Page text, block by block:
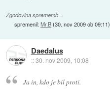
Zgodovina sprememb…
spremenil:Mr.B(30. nov 2009 ob 09:11)
Daedalus
::30. nov 2009, 10:08
Ja in, kdo je bil proti.